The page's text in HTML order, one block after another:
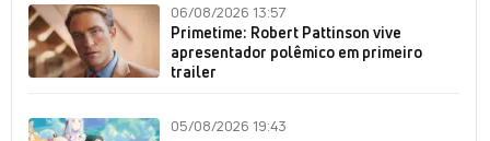
06/08/2026 13:57
Primetime: Robert Pattinson vive
apresentador polêmico em primeiro
trailer
05/08/2026 19:43